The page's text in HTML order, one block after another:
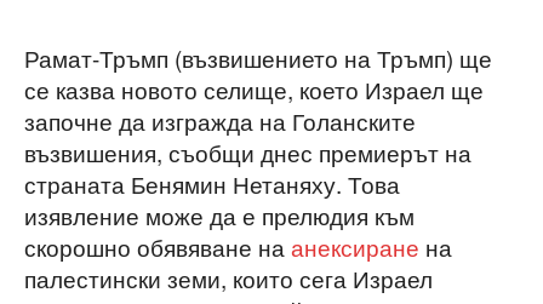
Рамат-Тръмп (възвишението на Тръмп) ще
се казва новото селище, което Израел ще
започне да изгражда на Голанските
възвишения, съобщи днес премиерът на
страната Бенямин Нетаняху. Това
изявление може да е прелюдия към
скорошно обявяване на анексиране на
палестински земи, които сега Израел